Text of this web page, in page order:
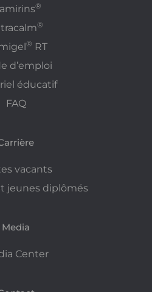
®
®
® RT
d’emploi
éducatif
FAQ
vacants
jeunes diplômés
Media
Center